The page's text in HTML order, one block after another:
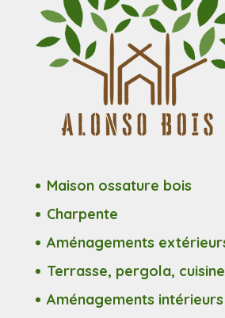
Maison ossature bois
Charpente
Aménagements
Terrasse, pergola,
Aménagements intérieurs